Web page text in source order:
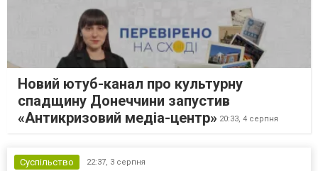
Новий ютуб-канал про культурну
спадщину Донеччини запустив
«Антикризовий медіа-центр» 20:33, 4 серпня
Суспільство 22:37, 3 серпня